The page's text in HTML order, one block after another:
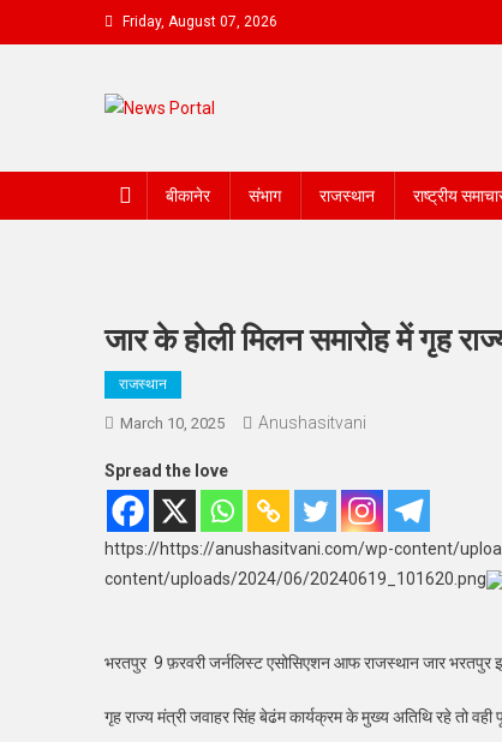
to
Friday, August 07, 2026
बीकानेर संभाग राजस्थान राष्ट्रीय
जार के होली मिलन समारोह में गृह
राजस्थान
March 10, 2025 Anushasitvani
Spread the love
https://https://anushasitvani.com/wp-content/
content/uploads/2024/06/20240619_101620.png
भरतपुर 9 फ़रवरी जर्नलिस्ट एसोसिएशन आफ राजस्थान जार भरतपुर
गृह राज्य मंत्री जवाहर सिंह बेढंम कार्यक्रम के मुख्य अतिथि रहे तो वही